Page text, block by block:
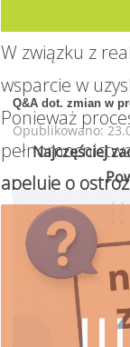
W związku z
wsparcie w
Ponieważ
apeluje o
Q&A dot. zmian w
Opublikowano:
Najczęściej